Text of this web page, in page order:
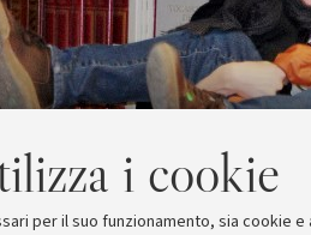
i cookie
per il suo funzionamento, sia